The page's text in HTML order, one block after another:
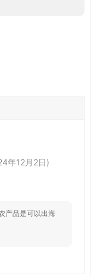
年12月2日)
产品是可以出海